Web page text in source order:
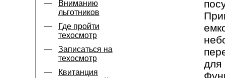
Вниманию
льготников
Где пройти
техосмотр
Записаться на
техосмотр
Квитанция
для